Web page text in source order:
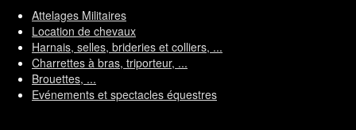
Attelages Militaires
Location de chevaux
Harnais, selles, brideries et colliers, ...
Charrettes à bras, triporteur, ...
Brouettes, ...
Evénements et spectacles équestres